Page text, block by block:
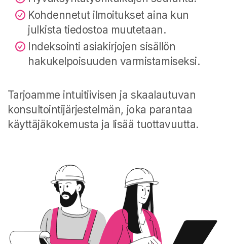
Kohdennetut ilmoitukset aina kun
julkista tiedostoa muutetaan.
Indeksointi asiakirjojen sisällön
hakukelpoisuuden varmistamiseksi.
Tarjoamme intuitiivisen ja skaalautuvan
konsultointijärjestelmän, joka parantaa
käyttäjäkokemusta ja lisää tuottavuutta.